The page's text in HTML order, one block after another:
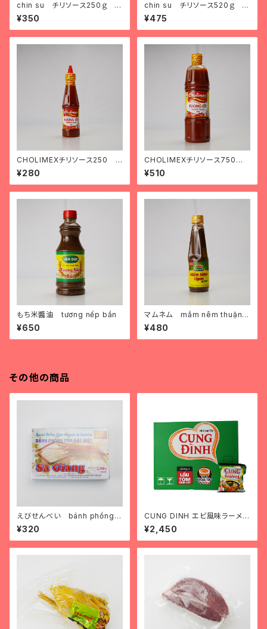
chin su チリソース250ｇ tư
ơng ớt chin su loại nhỏ
¥350
chin su チリソース520ｇ tư
ơng ớt chin su loại to
¥475
CHOLIMEXチリソース250 t
ương ớt chomilex loại nhỏ
¥280
CHOLIMEXチリソース750 t
ương ớt chomilex loại to
¥510
もち米醬油 tương nếp bần
¥650
マムネム mắm nêm thuận p
hát
¥480
その他の商品
えびせんべい bánh phồng t
ôm
¥320
CUNG DINH エビ風味ラーメン
1箱 mì cung đình bò hầm 1
thùng
¥2,450